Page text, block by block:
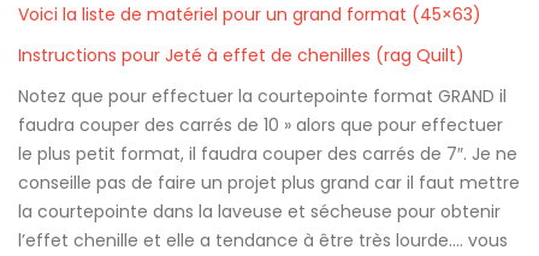
Voici la liste de matériel pour un grand format (45×63)
Instructions pour Jeté à effet de chenilles (rag Quilt)
Notez que pour effectuer la courtepointe format GRAND il
faudra couper des carrés de 10 » alors que pour effectuer
le plus petit format, il faudra couper des carrés de 7″. Je ne
conseille pas de faire un projet plus grand car il faut mettre
la courtepointe dans la laveuse et sécheuse pour obtenir
l’effet chenille et elle a tendance à être très lourde…. vous